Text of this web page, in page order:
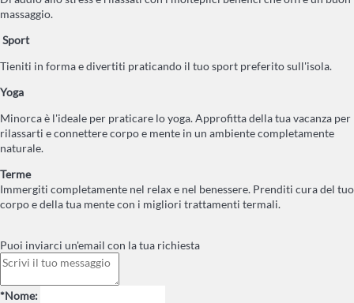
massaggio.
Sport
Tieniti in forma e divertiti praticando il tuo sport preferito sull'isola.
Yoga
Minorca è l'ideale per praticare lo yoga. Approfitta della tua vacanza per
rilassarti e connettere corpo e mente in un ambiente completamente
naturale.
Terme
Immergiti completamente nel relax e nel benessere. Prenditi cura del tuo
corpo e della tua mente con i migliori trattamenti termali.
Puoi inviarci un'email con la tua richiesta
*Nome: